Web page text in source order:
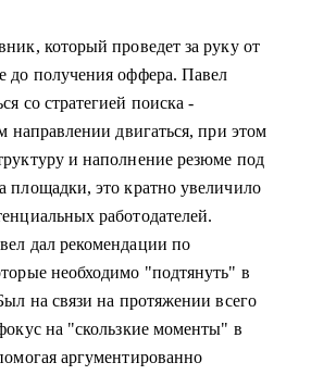
который проведет за руку от
до получения оффера. Павел
со стратегией поиска -
направлении двигаться, при этом
и наполнение резюме под
площадки, это кратно увеличило
работодателей.
дал рекомендации по
необходимо "подтянуть" в
на связи на протяжении всего
на "скользкие моменты" в
аргументированно